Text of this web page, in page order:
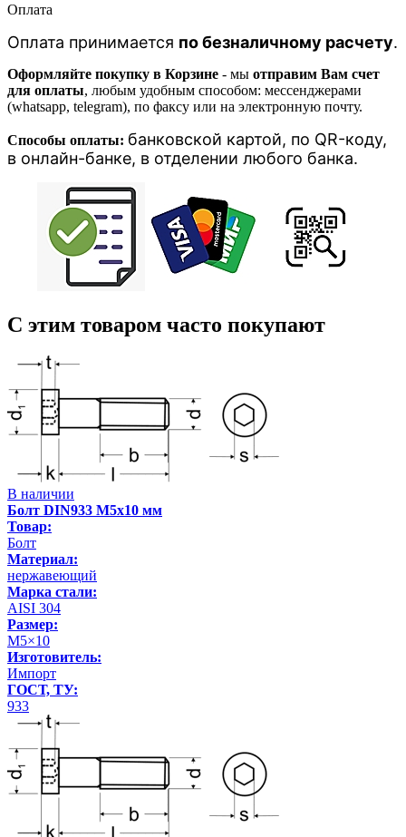
Оплата
Оплата принимается по безналичному расчету.
Оформляйте покупку в Корзине - мы отправим Вам счет
для оплаты, любым удобным способом: мессенджерами
(whatsapp, telegram), по факсу или на электронную почту.
Способы оплаты: банковской картой, по QR-коду,
в онлайн-банке, в отделении любого банка.
С этим товаром часто покупают
В наличии
Болт DIN933 М5х10 мм
Товар:
Болт
Материал:
нержавеющий
Марка стали:
AISI 304
Размер:
М5×10
Изготовитель:
Импорт
ГОСТ, ТУ:
933